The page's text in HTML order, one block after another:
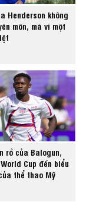
Henderson không
môn, mà vì một
rồ của Balogun,
Cup đến biểu
thể thao Mỹ